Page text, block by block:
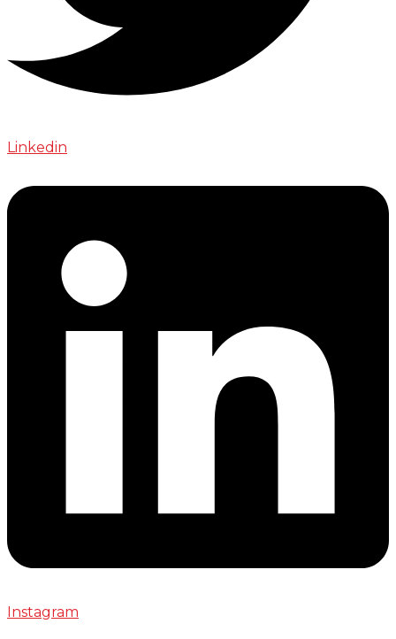
Linkedin
Instagram